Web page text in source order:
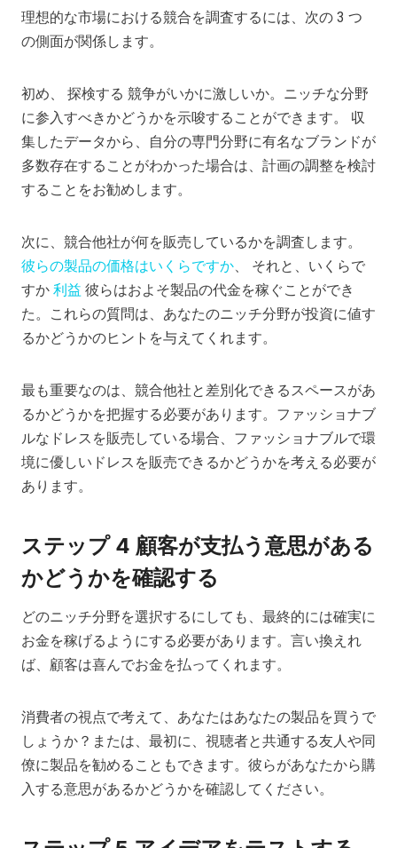
理想的な市場における競合を調査するには、次の 3 つ
の側面が関係します。
初め、 探検する 競争がいかに激しいか。ニッチな分野
に参入すべきかどうかを示唆することができます。
収
集したデータから、自分の専門分野に有名なブランドが
多数存在することがわかった場合は、計画の調整を検討
することをお勧めします。
次に、競合他社が何を販売しているかを調査します。
彼らの製品の価格はいくらですか、 それと、いくらで
すか 利益 彼らはおよそ製品の代金を稼ぐことができ
た。これらの質問は、あなたのニッチ分野が投資に値す
るかどうかのヒントを与えてくれます。
最も重要なのは、競合他社と差別化できるスペースがあ
るかどうかを把握する必要があります。ファッショナブ
ルなドレスを販売している場合、ファッショナブルで環
境に優しいドレスを販売できるかどうかを考える必要が
あります。
ステップ 4 顧客が支払う意思がある
かどうかを確認する
どのニッチ分野を選択するにしても、最終的には確実に
お金を稼げるようにする必要があります。言い換えれ
ば、顧客は喜んでお金を払ってくれます。
消費者の視点で考えて、あなたはあなたの製品を買うで
しょうか？または、最初に、視聴者と共通する友人や同
僚に製品を勧めることもできます。彼らがあなたから購
入する意思があるかどうかを確認してください。